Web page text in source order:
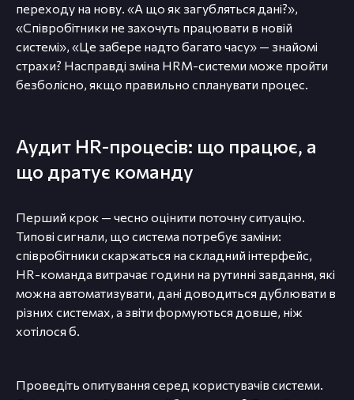
переходу на нову. «А що як загубляться дані?»,
«Співробітники не захочуть працювати в новій
системі», «Це забере надто багато часу» — знайомі
страхи? Насправді зміна HRM-системи може пройти
безболісно, якщо правильно спланувати процес.
Аудит HR-процесів: що працює, а
що дратує команду
Перший крок — чесно оцінити поточну ситуацію.
Типові сигнали, що система потребує заміни:
співробітники скаржаться на складний інтерфейс,
HR-команда витрачає години на рутинні завдання, які
можна автоматизувати, дані доводиться дублювати в
різних системах, а звіти формуються довше, ніж
хотілося б.
Проведіть опитування серед користувачів системи.